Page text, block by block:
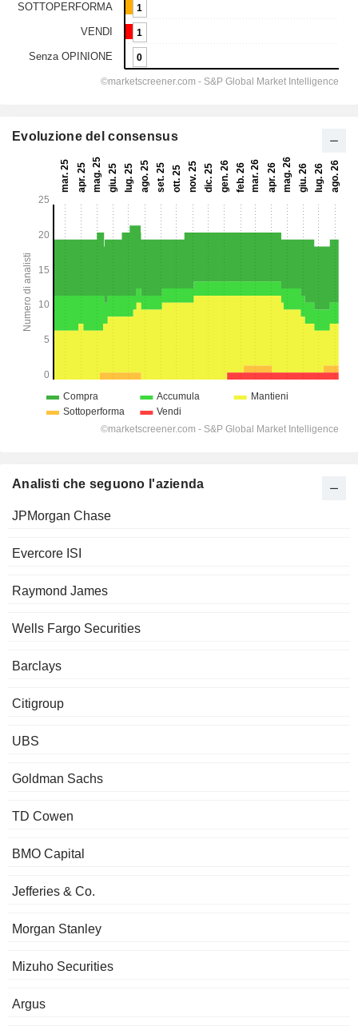
Evoluzione del consensus
Analisti che seguono l'azienda
JPMorgan Chase
Evercore ISI
Raymond James
Wells Fargo Securities
Barclays
Citigroup
UBS
Goldman Sachs
TD Cowen
BMO Capital
Jefferies & Co.
Morgan Stanley
Mizuho Securities
Argus